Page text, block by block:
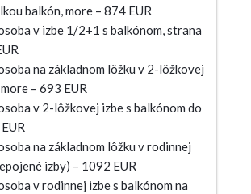
balkón, more – 874 EUR
v izbe 1/2+1 s balkónom, strana
na základnom lôžku v 2-lôžkovej
– 693 EUR
v 2-lôžkovej izbe s balkónom do
na základnom lôžku v rodinnej
izby) – 1092 EUR
v rodinnej izbe s balkónom na